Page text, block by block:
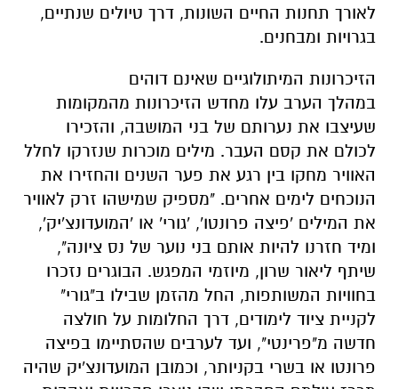
לאורך תחנות החיים השונות, דרך טיולים שנתיים,
בגרויות ומבחנים.
הזיכרונות המיתולוגיים שאינם דוהים
במהלך הערב עלו מחדש הזיכרונות מהמקומות
שעיצבו את נערותם של בני המושבה, והזכירו
לכולם את קסם העבר. מילים מוכרות שנזרקו לחלל
האוויר מחקו בין רגע את פער השנים והחזירו את
הנוכחים לימים אחרים. "מספיק שמישהו זרק לאוויר
את המילים 'פיצה פרונטו', 'גורי' או 'המועדונצ'יק',
ומיד חזרנו להיות אותם בני נוער של נס ציונה",
שיתף ליאור שרון, מיוזמי המפגש. הבוגרים נזכרו
בחוויות המשותפות, החל מהזמן שבילו ב"גורי"
לקניית ציוד לימודים, דרך החלומות על חולצה
חדשה מ"פרינטי", ועד לערבים שהסתיימו בפיצה
פרונטו או בשרי בקניותר, וכמובן המועדונצ'יק שהיה